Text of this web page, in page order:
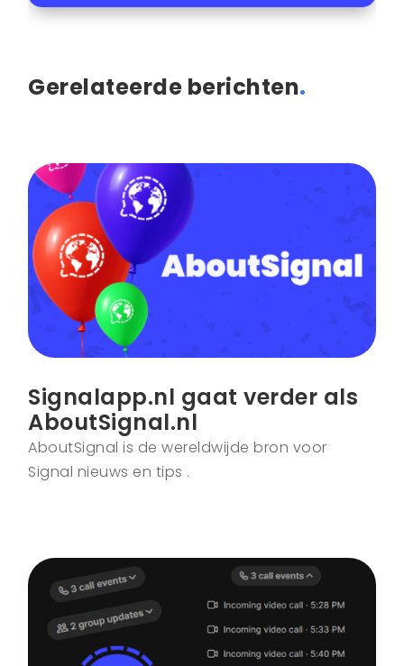
Gerelateerde berichten.
Signalapp.nl gaat verder als
AboutSignal.nl
AboutSignal is de wereldwijde bron voor
Signal nieuws en tips .